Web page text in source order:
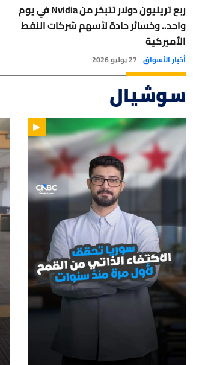
ربع تريليون دولار تتبخر من Nvidia في يوم
واحد.. وخسائر حادة لأسهم شركات النفط
الأميركية
أخبار الأسواق 27 يوليو 2026
سوشيال
01:33